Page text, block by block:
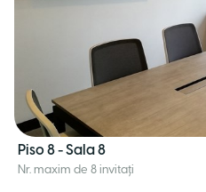
Piso 8 - Sala 8
Nr. maxim de 8 invitați